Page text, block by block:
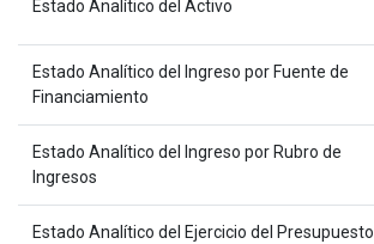
Estado Analítico del Activo
Estado Analítico del Ingreso por Fuente de
Financiamiento
Estado Analítico del Ingreso por Rubro de
Ingresos
Estado Analítico del Ejercicio del Presupuesto